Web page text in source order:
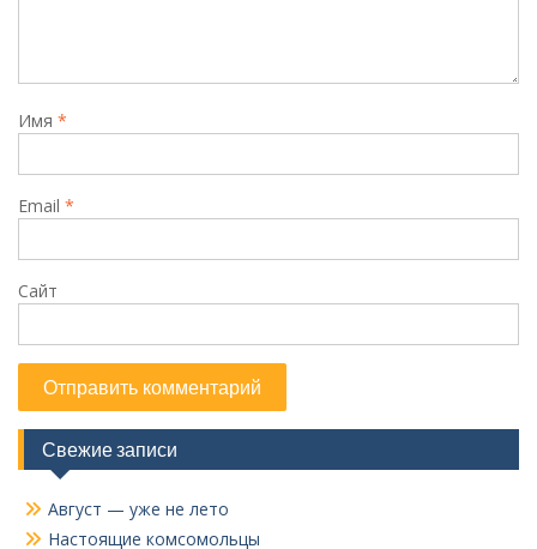
Имя *
Email *
Сайт
Свежие записи
Август — уже не лето
Настоящие комсомольцы